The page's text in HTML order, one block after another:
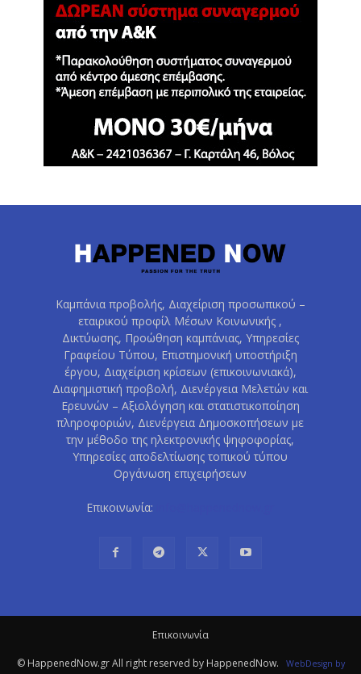
Καμπάνια προβολής, Διαχείριση προσωπικού –
εταιρικού προφίλ Μέσων Κοινωνικής ,
Δικτύωσης, Προώθηση καμπάνιας, Υπηρεσίες
Γραφείου Τύπου, Επιστημονική υποστήριξη
έργου, Διαχείριση κρίσεων (επικοινωνιακά),
Διαφημιστική προβολή, Διενέργεια Μελετών και
Ερευνών – Αξιολόγηση και στατιστικοποίηση
πληροφοριών, Διενέργεια Δημοσκοπήσεων με
την μέθοδο της ηλεκτρονικής ψηφοφορίας,
Υπηρεσίες αποδελτίωσης τοπικού τύπου
Οργάνωση επιχειρήσεων
Επικοινωνία:
Eπικοινωνία
© HappenedNow.gr All right reserved by HappenedNow. WebDesign by